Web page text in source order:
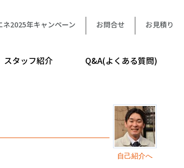
ネ2025年キャンペーン お問合せ お見積り
スタッフ紹介 Q&A(よくある質問)
自己紹介へ